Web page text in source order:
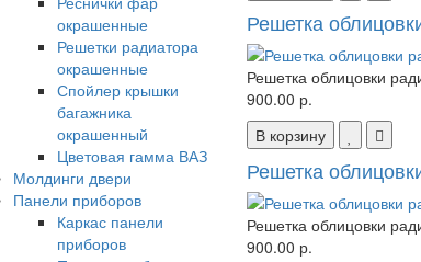
окрашенные
Решетки радиатора
окрашенные
Спойлер крышки
багажника
окрашенный
Цветовая гамма ВАЗ
Молдинги двери
Панели приборов
Каркас панели
приборов
Решетка
Решетка облицовки
900.00 р.
В корзину
Решетка
Решетка облицовки
900.00 р.